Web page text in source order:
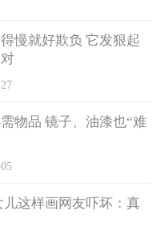
慢就好欺负 它发狠起
物品 镜子、油漆也“难
这样画网友吓坏：真